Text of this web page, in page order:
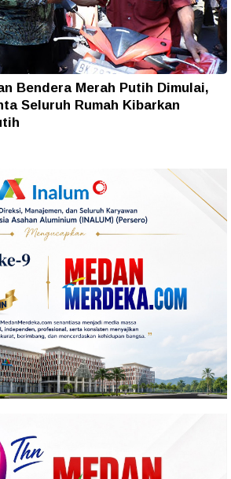
Bendera Merah Putih Dimulai,
Seluruh Rumah Kibarkan